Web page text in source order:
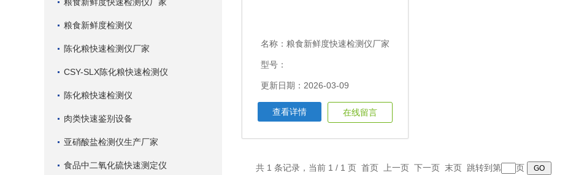
粮食新鲜度检测仪
陈化粮快速检测仪厂家
CSY-SLX陈化粮快速检测仪
陈化粮快速检测仪
肉类快速鉴别设备
亚硝酸盐检测仪生产厂家
食品中二氧化硫快速测定仪
名称： 粮食新鲜度快速检测仪厂家
型号：
更新日期：2026-03-09
查看详情 在线留言
共 1 条记录，当前 1 / 1 页 首页 上一页 下一页 末页 跳转到第 页